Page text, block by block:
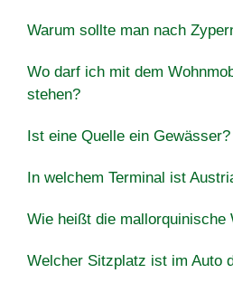
Warum sollte man nach
Wo darf ich mit dem
stehen?
Ist eine Quelle ein Gewässer?
In welchem Terminal ist
Wie heißt die mallorquinische
Welcher Sitzplatz ist im Auto